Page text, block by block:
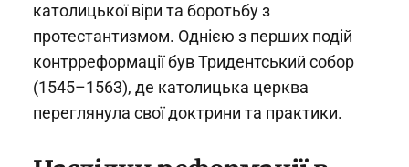
католицької віри та боротьбу з
протестантизмом. Однією з перших подій
контрреформації був Тридентський собор
(1545–1563), де католицька церква
переглянула свої доктрини та практики.